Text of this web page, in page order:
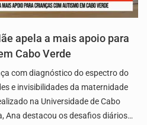
apela a mais apoio para
Cabo Verde
com diagnóstico do espectro do
e invisibilidades da maternidade
na Universidade de Cabo
Ana destacou os desafios diários…